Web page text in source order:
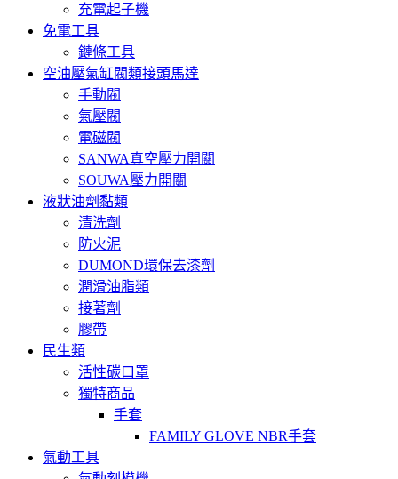
充電起子機
免電工具
鏈條工具
空油壓氣缸閥類接頭馬達
手動閥
氣壓閥
電磁閥
SANWA真空壓力開關
SOUWA壓力開關
液狀油劑黏類
清洗劑
防火泥
DUMOND環保去漆劑
潤滑油脂類
接著劑
膠帶
民生類
活性碳口罩
獨特商品
手套
FAMILY GLOVE NBR手套
氣動工具